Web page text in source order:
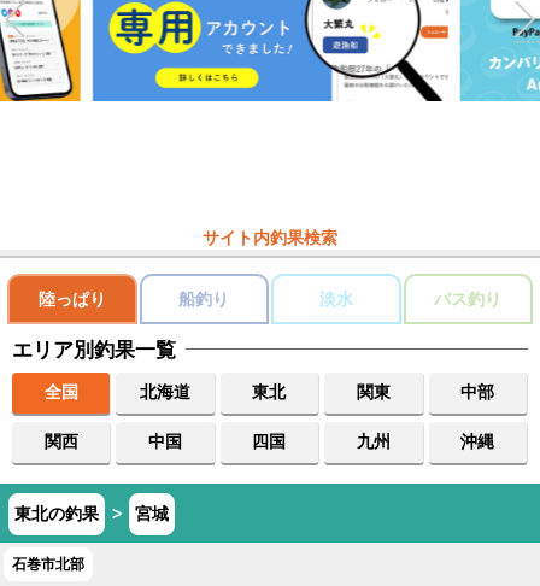
サイト内釣果検索
陸っぱり 船釣り 淡水 バス釣り
エリア別釣果一覧
全国 北海道 東北 関東 中部
関西 中国 四国 九州 沖縄
東北の釣果 > 宮城
石巻市北部